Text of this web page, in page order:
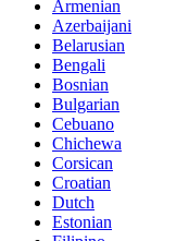
Armenian
Azerbaijani
Belarusian
Bengali
Bosnian
Bulgarian
Cebuano
Chichewa
Corsican
Croatian
Dutch
Estonian